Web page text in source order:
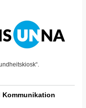
Kommunikation